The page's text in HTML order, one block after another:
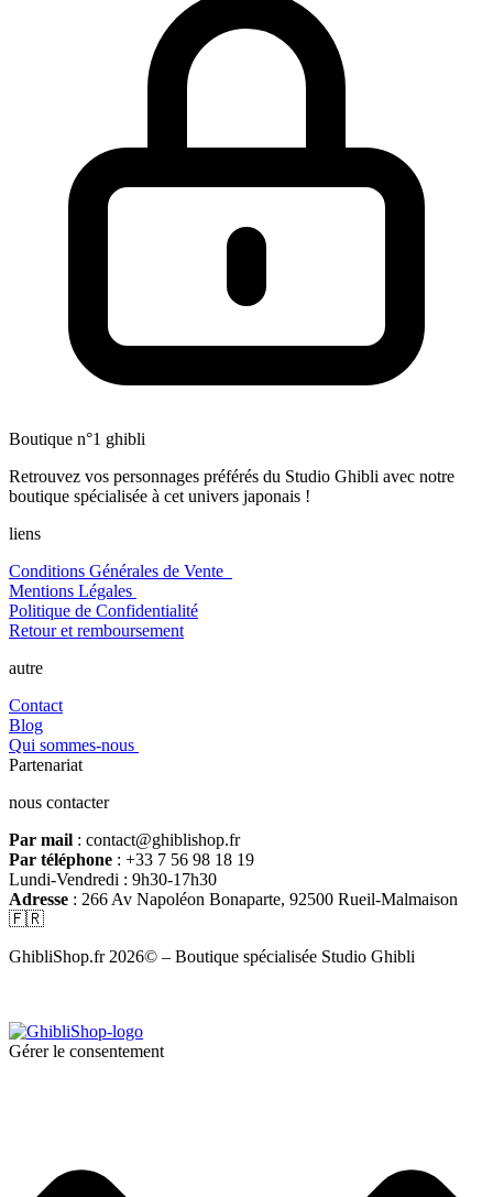
Boutique n°1 ghibli
Retrouvez vos personnages préférés du Studio Ghibli avec notre
boutique spécialisée à cet univers japonais !
liens
Conditions Générales de Vente
Mentions Légales
Politique de Confidentialité
Retour et remboursement
autre
Contact
Blog
Qui sommes-nous
Partenariat
nous contacter
Par mail : contact@ghiblishop.fr
Par téléphone : +33 7 56 98 18 19
Lundi-Vendredi : 9h30-17h30
Adresse : 266 Av Napoléon Bonaparte, 92500 Rueil-Malmaison
🇫🇷
GhibliShop.fr 2026© – Boutique spécialisée Studio Ghibli
Gérer le consentement